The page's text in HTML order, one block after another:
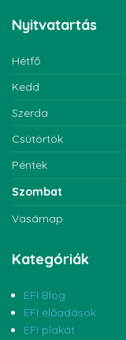
Nyitvatartás
Hétfő
Kedd
Szerda
Csütörtök
Péntek
Szombat
Vasárnap
Kategóriák
EFI Blog
EFI előadások
EFI plakát